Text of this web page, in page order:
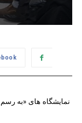
نمایشگاه های «به رسم